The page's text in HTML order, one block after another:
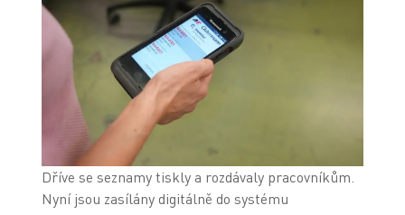
Dříve se seznamy tiskly a rozdávaly pracovníkům.
Nyní jsou zasílány digitálně do systému